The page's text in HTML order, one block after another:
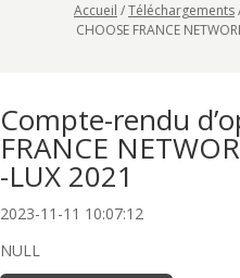
Accueil /Téléchargements
CHOOSE FRANCE
Compte-rendu
FRANCE
-LUX 2021
2023-11-11 10:07:12
NULL